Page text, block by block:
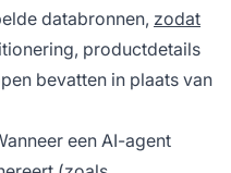
databronnen, zodat
productdetails
bevatten in plaats van
een AI-agent